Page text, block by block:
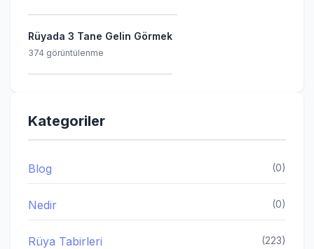
Rüyada 3 Tane Gelin Görmek
374 görüntülenme
Kategoriler
Blog (0)
Nedir (0)
Rüya Tabirleri (223)